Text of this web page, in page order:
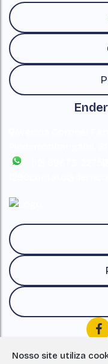
Nosso site utiliza